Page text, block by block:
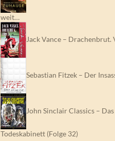
weit…
Jack Vance – Drachenbrut.
Sebastian Fitzek – Der
John Sinclair Classics – Das
Todeskabinett (Folge 32)